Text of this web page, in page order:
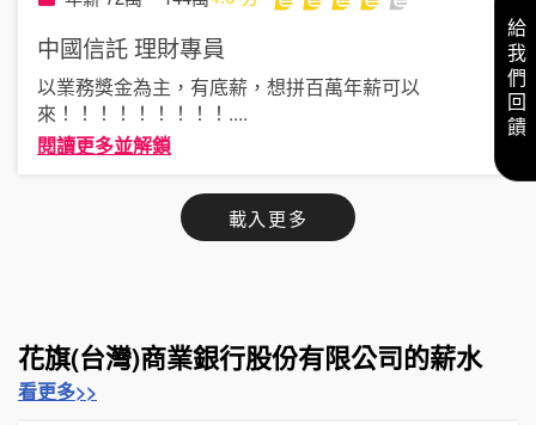
中國信託理財專員
以業務獎金為主，有底薪，想拼百萬年薪可以
來！！！！！！！！！ ....
閱讀更多並解鎖
載入更多
花旗(台灣)商業銀行股份有限公司的薪水
看更多>>
給我們回饋